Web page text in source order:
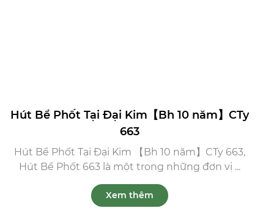
Hút Bể Phốt Tại Đại Kim【Bh 10 năm】CTy
663
Hút Bể Phốt Tại Đại Kim 【Bh 10 năm】CTy 663,
Hút Bể Phốt 663 là một trong những đơn vị ...
Xem thêm